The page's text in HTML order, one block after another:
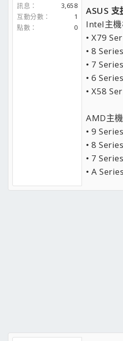
訊息
3,658
互動分數
1
點數
0
ASUS
Intel主機
• X79
• 8
• 7
• 6
• X58
AMD主機
• 9
• 8
• 7
• A